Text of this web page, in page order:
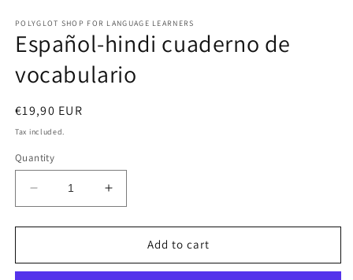
POLYGLOT SHOP FOR LANGUAGE LEARNERS
Español-hindi cuaderno de
vocabulario
Regular
price
€19,90 EUR
Tax included.
Quantity
Decrease
quantity
for
hindi
Increase
quantity
for
Español-
hindi
Add to cart